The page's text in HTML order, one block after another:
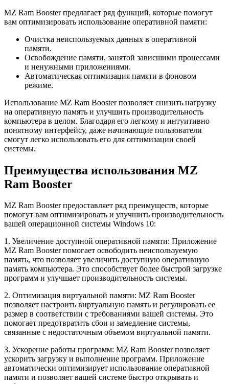
MZ Ram Booster предлагает ряд функций, которые помогут
вам оптимизировать использование оперативной памяти:
Очистка неиспользуемых данных в оперативной
памяти.
Освобождение памяти, занятой зависшими процессами
и ненужными приложениями.
Автоматическая оптимизация памяти в фоновом
режиме.
Использование MZ Ram Booster позволяет снизить нагрузку
на оперативную память и улучшить производительность
компьютера в целом. Благодаря его легкому и интуитивно
понятному интерфейсу, даже начинающие пользователи
смогут легко использовать его для оптимизации своей
системы.
Преимущества использования MZ
Ram Booster
MZ Ram Booster предоставляет ряд преимуществ, которые
помогут вам оптимизировать и улучшить производительность
вашей операционной системы Windows 10:
1. Увеличение доступной оперативной памяти: Приложение
MZ Ram Booster помогает освободить неиспользуемую
память, что позволяет увеличить доступную оперативную
память компьютера. Это способствует более быстрой загрузке
программ и улучшает производительность системы.
2. Оптимизация виртуальной памяти: MZ Ram Booster
позволяет настроить виртуальную память и регулировать ее
размер в соответствии с требованиями вашей системы. Это
помогает предотвратить сбои и замедление системы,
связанные с недостаточным объемом виртуальной памяти.
3. Ускорение работы программ: MZ Ram Booster позволяет
ускорить загрузку и выполнение программ. Приложение
автоматически оптимизирует использование оперативной
памяти и позволяет вашей системе быстро открывать и